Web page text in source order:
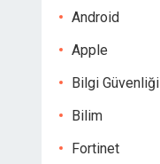
Android
Apple
Bilgi Güvenliği
Bilim
Fortinet